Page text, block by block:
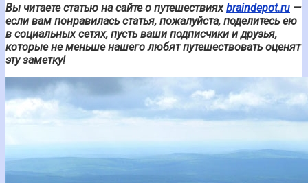
Вы читаете статью на сайте о путешествияхbraindepot.ru —
если вам понравилась статья, пожалуйста, поделитесь ею
в социальных сетях, пусть ваши подписчики и друзья,
которые не меньше нашего любят путешествовать оценят
эту заметку!